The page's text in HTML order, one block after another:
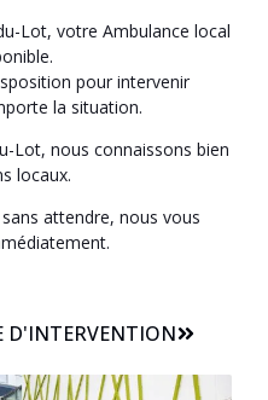
Lot, votre Ambulance local
pour intervenir
la situation.
Lot, nous connaissons bien
locaux.
attendre, nous vous
D'INTERVENTION